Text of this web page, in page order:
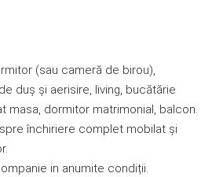
(sau cameră de birou),
duș și aerisire, living, bucătărie
masa, dormitor matrimonial, balcon.
închiriere complet mobilat și
in anumite condiții.